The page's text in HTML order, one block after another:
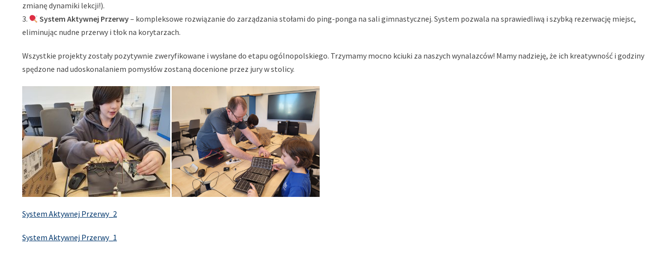
zmianę dynamiki lekcji!).
System Aktywnej Przerwy– kompleksowe rozwiązanie do zarządzania stołami do ping-ponga na sali gimnastycznej. System pozwala na sprawiedliwą i szybką rezerwację miejsc,
eliminując nudne przerwy i tłok na korytarzach.
Wszystkie projekty zostały pozytywnie zweryfikowane i wysłane do etapu ogólnopolskiego. Trzymamy mocno kciuki za naszych wynalazców! Mamy nadzieję, że ich kreatywność i godziny
spędzone nad udoskonalaniem pomysłów zostaną docenione przez jury w stolicy.
System Aktywnej Przerwy_2
System Aktywnej Przerwy_1